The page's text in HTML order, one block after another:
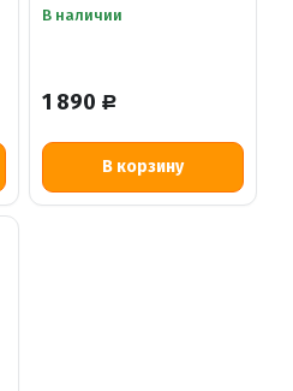
В наличии
1 890 Р
В корзину